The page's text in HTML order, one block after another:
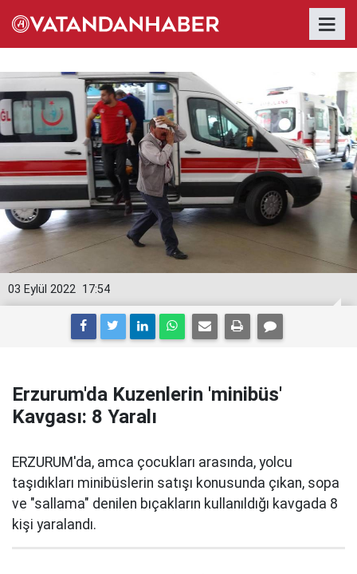
17:54
03 Eylül 2022
Erzurum'da Kuzenlerin 'minibüs'
Kavgası: 8 Yaralı
ERZURUM'da, amca çocukları arasında, yolcu
taşıdıkları minibüslerin satışı konusunda çıkan, sopa
ve "sallama" denilen bıçakların kullanıldığı kavgada 8
kişi yaralandı.